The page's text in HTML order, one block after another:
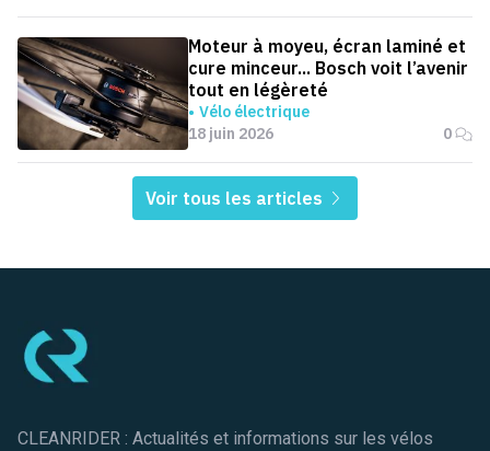
Moteur à moyeu, écran laminé et
cure minceur... Bosch voit l’avenir
tout en légèreté
Vélo électrique
18 juin 2026
0
Voir tous les articles
CLEANRIDER : Actualités et informations sur les vélos